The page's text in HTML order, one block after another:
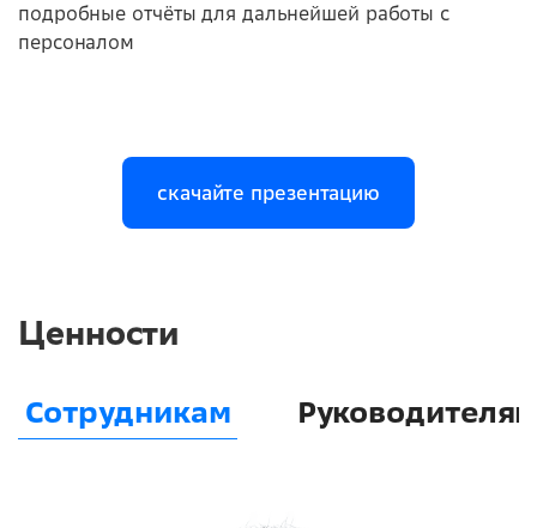
подробные отчёты для дальнейшей работы с
персоналом
скачайте презентацию
Ценности
Сотрудникам Руководителям